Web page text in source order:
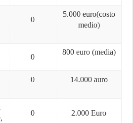
0
5.000 euro(costo
medio)
0
800 euro (media)
0 14.000 auro
0 2.000 Euro